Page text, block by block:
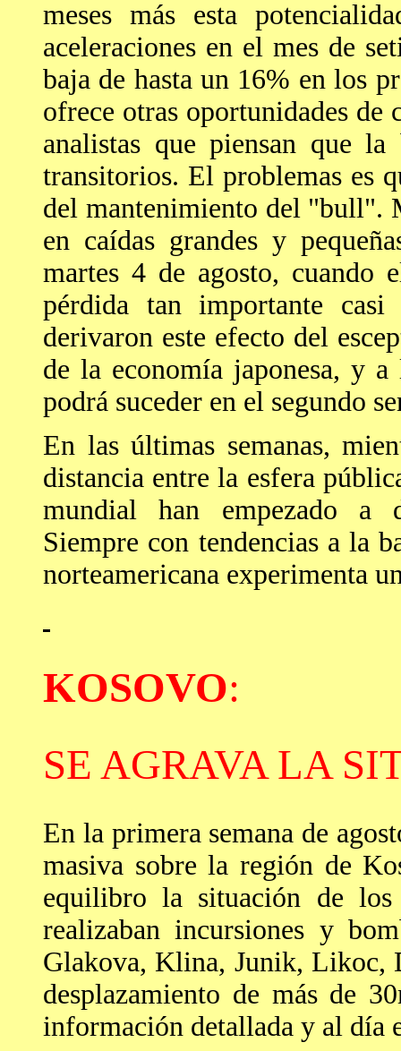
meses más esta
aceleraciones en el mes de
baja de hasta un 16% en los
ofrece otras oportunidades
analistas que piensan que
transitorios. El problemas es
del mantenimiento del "bull".
en caídas grandes y
martes 4 de agosto, cuando
pérdida tan importante
derivaron este efecto del
de la economía japonesa, y
podrá suceder en el segundo
En las últimas semanas,
distancia entre la esfera
mundial han empezado a
Siempre con tendencias a la
norteamericana experimenta
KOSOVO:
SE AGRAVA LA
En la primera semana de
masiva sobre la región de
equilibro la situación de
realizaban incursiones y
Glakova, Klina, Junik, Likoc,
desplazamiento de más de
información detallada y al día